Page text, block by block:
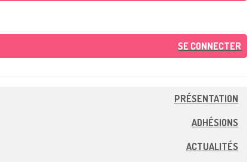
SE CONNECTER
PRÉSENTATION
ADHÉSIONS
ACTUALITÉS